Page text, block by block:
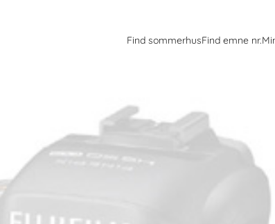
Find sommerhusFind emne nr.